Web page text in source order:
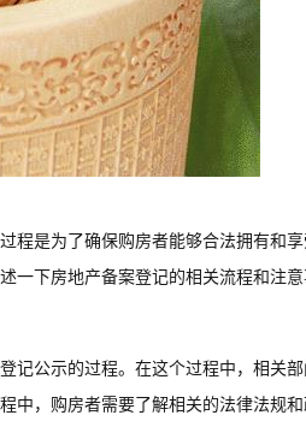
程是为了确保购房者能够合法拥有和
下房地产备案登记的相关流程和注意
公示的过程。在这个过程中，相关部
中，购房者需要了解相关的法律法规